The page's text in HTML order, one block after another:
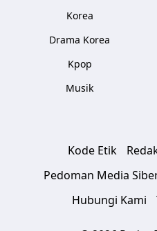
Korea
Drama Korea
Kpop
Musik
Kode Etik
Pedoman Media
Hubungi Kami